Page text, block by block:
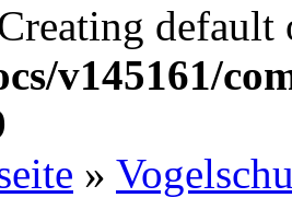
v145161/
»